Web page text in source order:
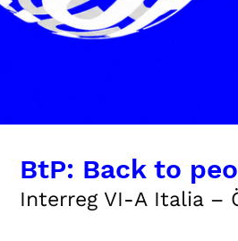
BtP: Back to
Interreg VI-A Italia –